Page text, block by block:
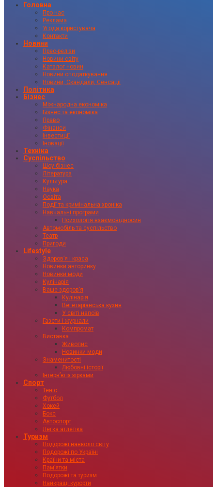
Головна
Про нас
Реклама
Угода користувача
Контакти
Новини
Прес-релізи
Новини світу
Каталог новин
Новини оподаткування
Новини, Скандали, Сенсації
Політика
Бізнес
Міжнародна економіка
Бізнес та економіка
Право
Фінанси
Інвестиції
Іновації
Техніка
Суспільство
Шоу-бізнес
Література
Культура
Наука
Освіта
Події та кримінальна хроніка
Навчальні програми
Психологія взаємовідносин
Автомобіль та суспільство
Театр
Пригоди
Lifestyle
Здоровʼя і краса
Новинки авторинку
Новинки моди
Кулінарія
Ваше здоровʼя
Кулінарія
Вегетаріанська кухня
У світі напоїв
Газети і журнали
Компромат
Виставка
Живопис
Новинки моди
Знаменитості
Любовні історії
Інтервʼю із зірками
Спорт
Теніс
Футбол
Хокей
Бокс
Автоспорт
Легка атлетіка
Туризм
Подорожі навколо світу
Подорожі по Україні
Країни та міста
Пам’ятки
Подорожі та туризм
Найкращі курорти